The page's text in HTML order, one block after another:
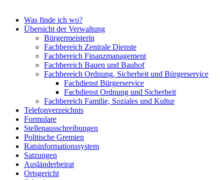
Was finde ich wo?
Übersicht der Verwaltung
Bürgermeisterin
Fachbereich Zentrale Dienste
Fachbereich Finanzmanagement
Fachbereich Bauen und Bauhof
Fachbereich Ordnung, Sicherheit und Bürgerservice
Fachdienst Bürgerservice
Fachdienst Ordnung und Sicherheit
Fachbereich Familie, Soziales und Kultur
Telefonverzeichnis
Formulare
Stellenausschreibungen
Politische Gremien
Ratsinformationssystem
Satzungen
Ausländerbeirat
Ortsgericht